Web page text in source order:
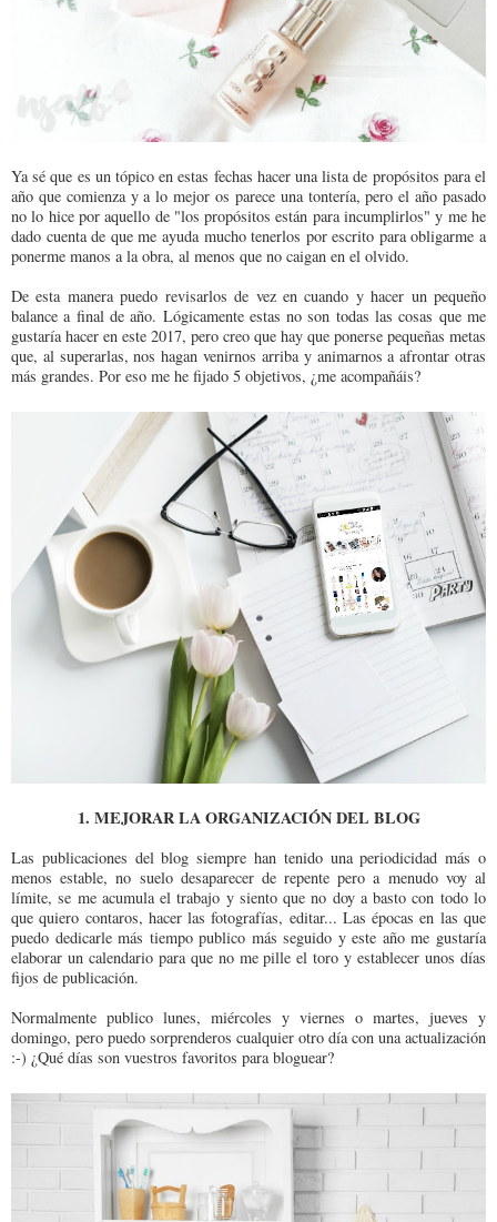
Ya sé que es un tópico en estas fechas hacer una lista de propósitos para el
año que comienza y a lo mejor os parece una tontería, pero el año pasado
no lo hice por aquello de "los propósitos están para incumplirlos" y me he
dado cuenta de que me ayuda mucho tenerlos por escrito para obligarme a
ponerme manos a la obra, al menos que no caigan en el olvido.
De esta manera puedo revisarlos de vez en cuando y hacer un pequeño
balance a final de año. Lógicamente estas no son todas las cosas que me
gustaría hacer en este 2017, pero creo que hay que ponerse pequeñas metas
que, al superarlas, nos hagan venirnos arriba y animarnos a afrontar otras
más grandes. Por eso me he fijado 5 objetivos, ¿me acompañáis?
1. MEJORAR LA ORGANIZACIÓN DEL BLOG
Las publicaciones del blog siempre han tenido una periodicidad más o
menos estable, no suelo desaparecer de repente pero a menudo voy al
límite, se me acumula el trabajo y siento que no doy a basto con todo lo
que quiero contaros, hacer las fotografías, editar... Las épocas en las que
puedo dedicarle más tiempo publico más seguido y este año me gustaría
elaborar un calendario para que no me pille el toro y establecer unos días
fijos de publicación.
Normalmente publico lunes, miércoles y viernes o martes, jueves y
domingo, pero puedo sorprenderos cualquier otro día con una actualización
:-) ¿Qué días son vuestros favoritos para bloguear?